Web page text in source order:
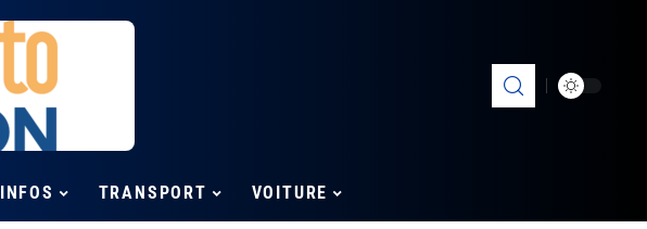
INFOS TRANSPORT VOITURE